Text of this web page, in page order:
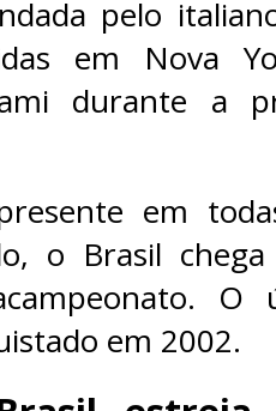
pelo
em Nova
durante a
em
o Brasil
em 2002.